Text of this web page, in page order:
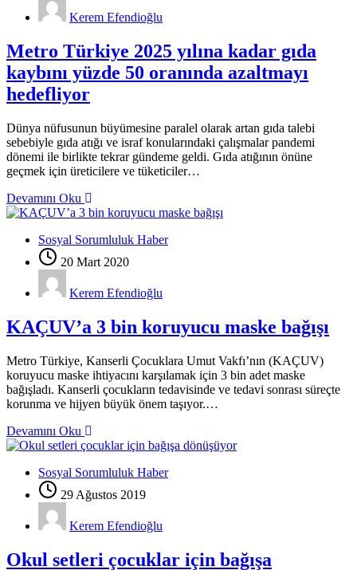
Kerem Efendioğlu
Metro Türkiye 2025 yılına kadar gıda
kaybını yüzde 50 oranında azaltmayı
hedefliyor
Dünya nüfusunun büyümesine paralel olarak artan gıda talebi
sebebiyle gıda atığı ve israf konularındaki çalışmalar pandemi
dönemi ile birlikte tekrar gündeme geldi. Gıda atığının önüne
geçmek için üreticilere ve tüketiciler…
Devamını Oku
Sosyal Sorumluluk Haber
20 Mart 2020
Kerem Efendioğlu
KAÇUV’a 3 bin koruyucu maske bağışı
Metro Türkiye, Kanserli Çocuklara Umut Vakfı’nın (KAÇUV)
koruyucu maske ihtiyacını karşılamak için 3 bin adet maske
bağışladı. Kanserli çocukların tedavisinde ve tedavi sonrası süreçte
korunma ve hijyen büyük önem taşıyor.…
Devamını Oku
Sosyal Sorumluluk Haber
29 Ağustos 2019
Kerem Efendioğlu
Okul setleri çocuklar için bağışa